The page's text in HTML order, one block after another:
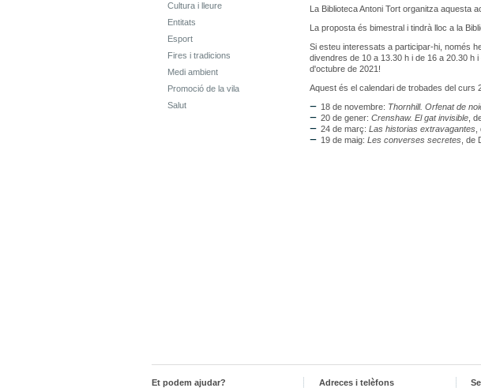
Cultura i lleure
Entitats
Esport
Fires i tradicions
Medi ambient
Promoció de la vila
Salut
La Biblioteca Antoni Tort organitza aquesta
La proposta és bimestral i tindrà lloc a la
Si esteu interessats a participar-hi, només
divendres de 10 a 13.30 h i de 16 a 20.30 h
d'octubre de 2021!
Aquest és el calendari de trobades del curs
18 de novembre: Thornhill. Orfenat de
20 de gener: Crenshaw. El gat invisible ,
24 de març: Las historias extravagantes
19 de maig: Les converses secretes ,
Et podem ajudar? Adreces i telèfons